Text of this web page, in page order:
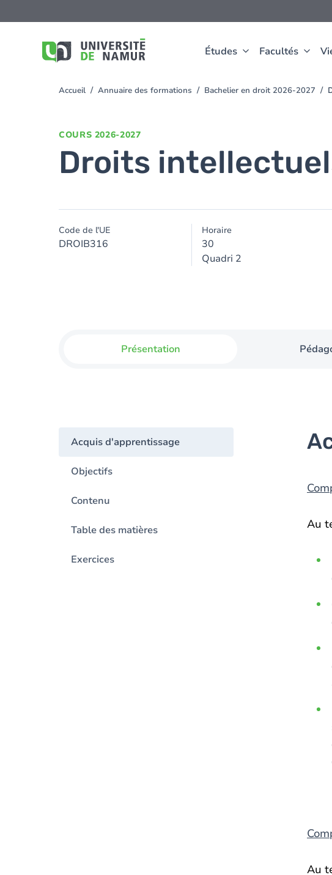
Études Facultés
au
You
Accueil Annuaire des formations Bachelier en droit 2026-2027
COURS 2026-2027
Droits
Code de l'UE
DROIB316
Horaire
30
Quadri 2
Présentation
Acquis d'apprentissage
Objectifs
Contenu
Table des matières
Exercices
Au
Au